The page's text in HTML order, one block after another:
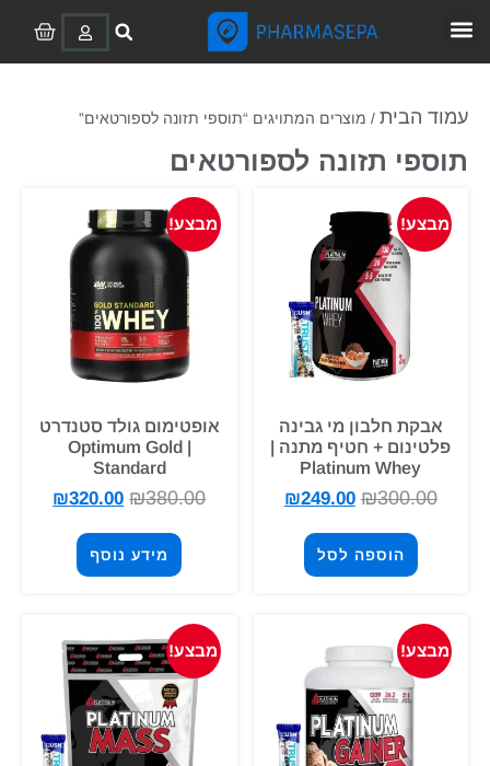
עמוד הבית / מוצרים המתויגים “תוספי תזונה לספורטאים”
תוספי תזונה לספורטאים
מבצע!
אבקת חלבון מי גבינה
פלטינום + חטיף מתנה |
Platinum Whey
₪300.00
₪249.00
הוספה לסל
מבצע!
אופטימום גולד סטנדרט
| Optimum Gold
Standard
₪380.00
₪320.00
מידע נוסף
מבצע! מבצע!